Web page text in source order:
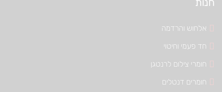
אלחוש והרדמה
חד פעמי וחיטוי
חומרי צילום לרנטגן
חומרים דנטלים